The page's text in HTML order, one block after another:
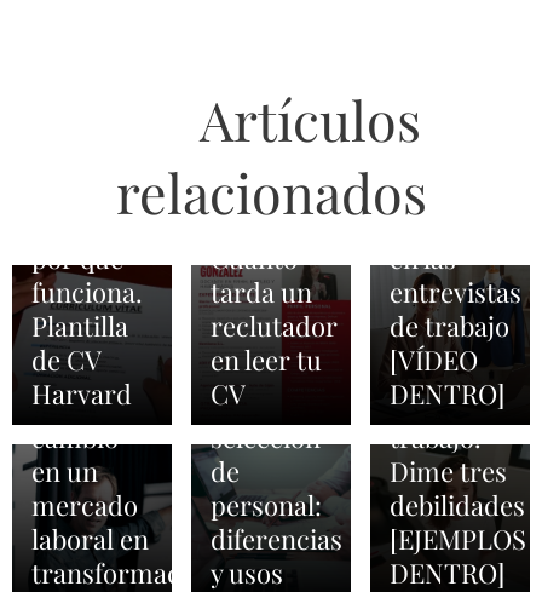
Artículos
relacionados
Harvard:
qué es y
por qué
funciona.
Plantilla
de CV
Harvard
fijan los
reclutadores
curriculum
vitae.
Cuánto
tarda un
reclutador
en leer tu
CV
entrevista
trabajo.
Convencer
en las
entrevistas
de trabajo
[VÍDEO
DENTRO]
2026-03-01
Orientadores
laborales:
agentes
de
cambio
en un
mercado
laboral en
transformación
ATS, TAS
y TRM en
los
procesos
de
selección
de
personal:
diferencias
y usos
responder
pregunta
son tus
debilidades
en una
entrevista
de
trabajo.
Dime tres
debilidades
[EJEMPLOS
DENTRO]